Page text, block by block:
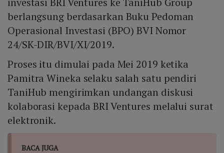
berlangsung berdasarkan Buku Pedoman
Operasional Investasi (BPO) BVI Nomor
24/SK-DIR/BVI/XI/2019.
Proses itu dimulai pada Mei 2019 ketika
Pamitra Wineka selaku salah satu pendiri
TaniHub mengirimkan undangan diskusi
kolaborasi kepada BRI Ventures melalui surat
elektronik.
BACA JUGA